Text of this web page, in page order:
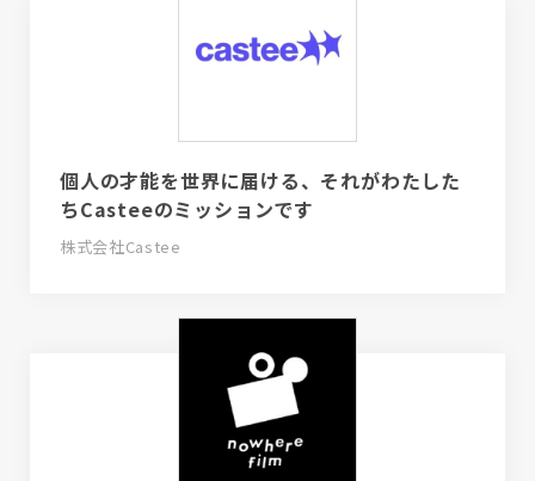
個人の才能を世界に届ける、それがわたした
ちCasteeのミッションです
株式会社Castee